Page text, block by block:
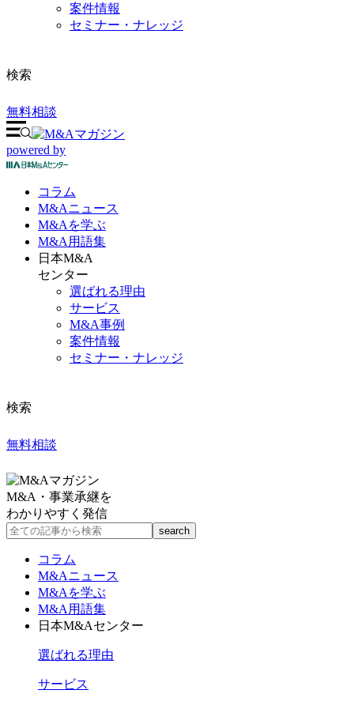
案件情報
セミナー・ナレッジ
検索
無料相談
powered by
コラム
M&Aニュース
M&Aを学ぶ
M&A 用語集
日本M&A
センター
選ばれる理由
サービス
M&A事例
案件情報
セミナー・ナレッジ
検索
無料相談
M&A・事業承継を
わかりやすく発信
コラム
M&Aニュース
M&Aを学ぶ
M&A用語集
日本M&Aセンター
選ばれる理由
サービス